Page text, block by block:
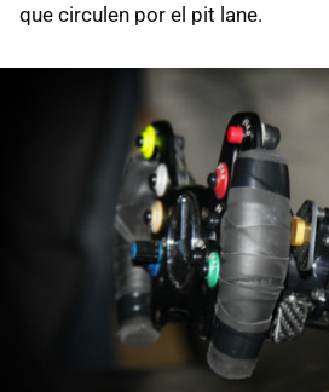
que circulen por el pit lane.